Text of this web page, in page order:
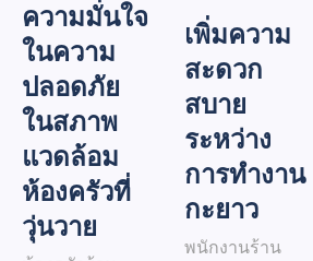
ความมั่นใจ
ในความ
ปลอดภัย
ในสภาพ
แวดล้อม
ห้องครัวที่
วุ่นวาย
เพิ่มความ
สะดวก
สบาย
ระหว่าง
การทำงาน
กะยาว
พนักงานร้าน